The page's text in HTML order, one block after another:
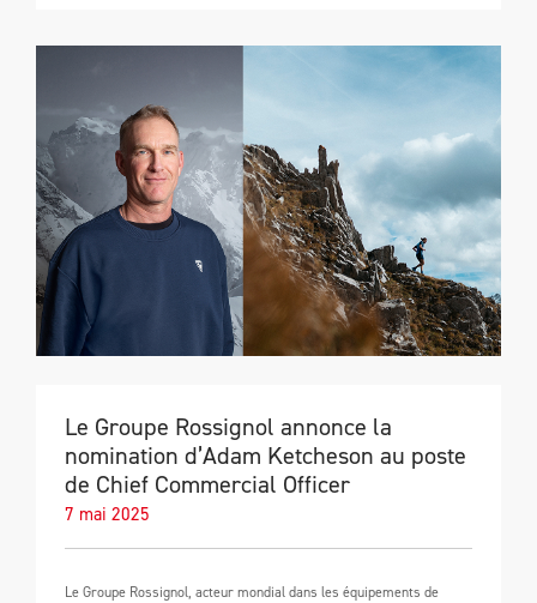
Le Groupe Rossignol annonce la
nomination d’Adam Ketcheson au poste
de Chief Commercial Officer
7 mai 2025
Le Groupe Rossignol, acteur mondial dans les équipements de